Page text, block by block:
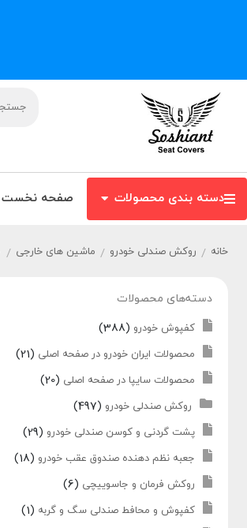
دسته بندی محصولات صفحه نخست
خانه / روکش صندلی خودرو / ماشین های خارجی /
دسته‌های محصولات
کفپوش خودرو (388)
محصولات ایران خودرو در صفحه اصلی (21)
محصولات سایپا در صفحه اصلی (20)
روکش صندلی خودرو (497)
پشت گردنی و کوسن صندلی خودرو (29)
جعبه نظم دهنده صندوق عقب خودرو (18)
روکش فرمان و جاسوییچی (6)
کفپوش و محافط صندلی سگ و گربه (1)